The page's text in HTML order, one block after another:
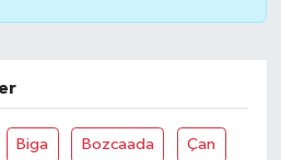
Biga Bozcaada Çan